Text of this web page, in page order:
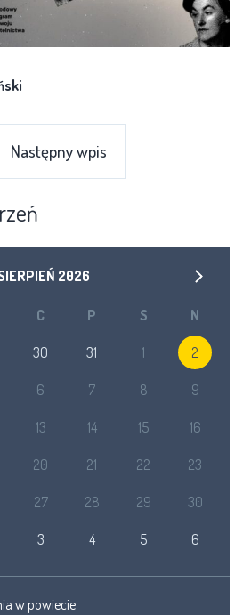
Następny wpis
2026
C P S N
30 31 1 2
6 7 8 9
13 14 15 16
20 21 22 23
27 28 29 30
3 4 5 6
w powiecie